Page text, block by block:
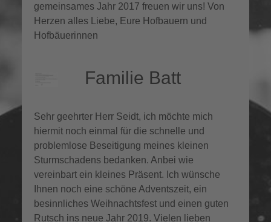
gemeinsames Jahr 2017 freuen wir uns! Von
Herzen alles Liebe, Eure Hofbauern und
Hofbäuerinnen
Familie Batt
Sehr geehrter Herr Seidt, ich möchte mich
hiermit noch einmal für die schnelle und
problemlose Beseitigung meines kleinen
Sturmschadens bedanken. Anbei wie
vereinbart ein kleines Präsent. Ich wünsche
Ihnen noch eine schöne Adventszeit, ein
besinnliches Weihnachtsfest und einen guten
Rutsch ins neue Jahr 2019. Vielen lieben